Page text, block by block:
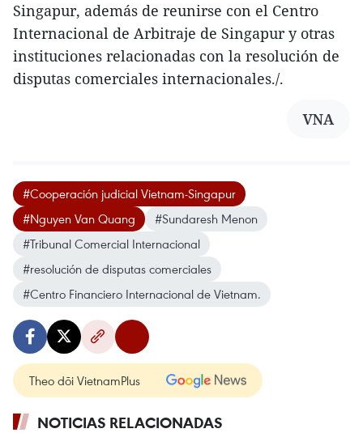
Singapur, además de reunirse con el Centro
Internacional de Arbitraje de Singapur y otras
instituciones relacionadas con la resolución de
disputas comerciales internacionales./.
VNA
#Cooperación judicial Vietnam-Singapur
#Nguyen Van Quang
#Sundaresh Menon
#Tribunal Comercial Internacional
#resolución de disputas comerciales
#Centro Financiero Internacional de Vietnam.
Theo dõi VietnamPlus
NOTICIAS RELACIONADAS